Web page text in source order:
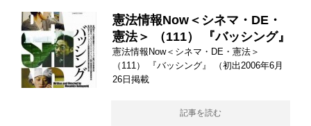
憲法情報Now＜シネマ・DE・
憲法＞ （111） 『バッシング』
憲法情報Now＜シネマ・DE・憲法＞
（111） 『バッシング』 （初出2006年6月
26日掲載
記事を読む